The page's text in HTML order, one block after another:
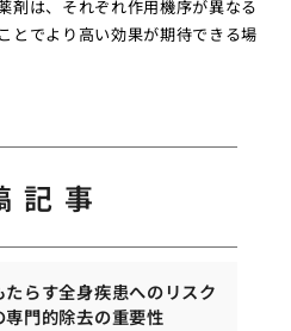
剤は、それぞれ作用機序が異なる
とでより高い効果が期待できる場
記事
らす全身疾患へのリスク
専門的除去の重要性